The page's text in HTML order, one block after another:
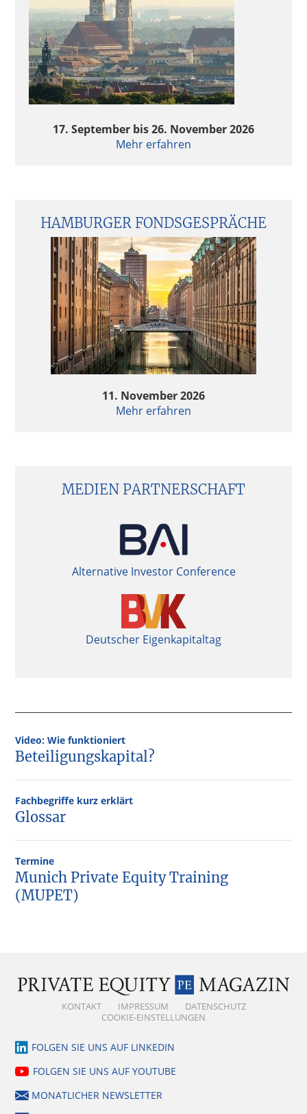
17. September bis 26. November 2026
Mehr erfahren
HAMBURGER FONDSGESPRÄCHE
11. November 2026
Mehr erfahren
MEDIEN PARTNERSCHAFT
Alternative Investor Conference
Deutscher Eigenkapitaltag
Video: Wie funktioniert
Beteiligungskapital?
Fachbegriffe kurz erklärt
Glossar
Termine
Munich Private Equity Training
(MUPET)
KONTAKT IMPRESSUM
DATENSCHUTZ
COOKIE-EINSTELLUNGEN
FOLGEN SIE UNS AUF LINKEDIN
FOLGEN SIE UNS AUF YOUTUBE
MONATLICHER NEWSLETTER